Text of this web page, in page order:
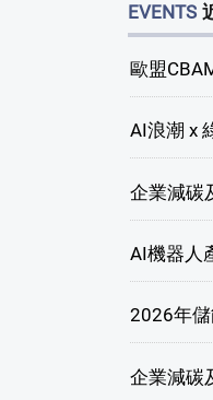
EVENTS